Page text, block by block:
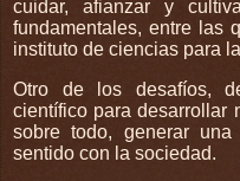
cuidar, afianzar y
fundamentales, entre las
instituto de ciencias para
Otro de los desafíos,
científico para desarrollar
sobre todo, generar
sentido con la sociedad.